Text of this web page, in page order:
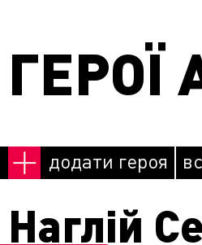
ГЕРОЇ
додати героя
Наглій